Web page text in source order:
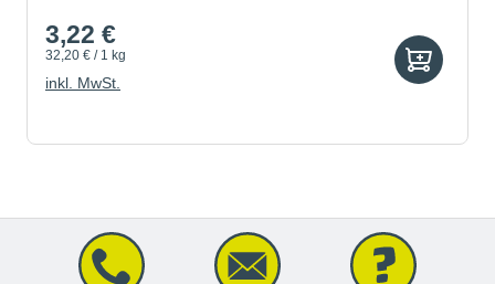
3,22 €
32,20 € / 1 kg
inkl. MwSt.